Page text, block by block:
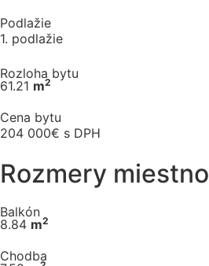
Podlažie
1. podlažie
Rozloha bytu
61.21 m2
Cena bytu
204 000€ s DPH
Rozmery
Balkón
8.84 m2
Chodba